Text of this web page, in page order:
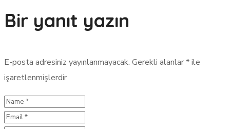
Bir yanıt yazın
E-posta adresiniz yayınlanmayacak. Gerekli alanlar*ile
işaretlenmişlerdir